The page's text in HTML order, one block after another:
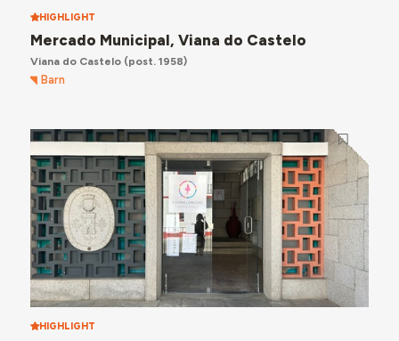
HIGHLIGHT
Mercado Municipal, Viana do Castelo
Viana do Castelo(post. 1958)
Barn
HIGHLIGHT